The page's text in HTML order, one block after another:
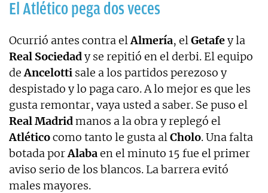
El Atlético pega dos veces
Ocurrió antes contra elAlmería, elGetafey la
Real Sociedady se repitió en el derbi. El equipo
deAncelotti sale a los partidos perezoso y
despistado y lo paga caro. A lo mejor es que les
gusta remontar, vaya usted a saber. Se puso el
Real Madridmanos a la obra y replegó el
Atléticocomo tanto le gusta alCholo. Una falta
botada porAlabaen el minuto 15 fue el primer
aviso serio de los blancos. La barrera evitó
males mayores.